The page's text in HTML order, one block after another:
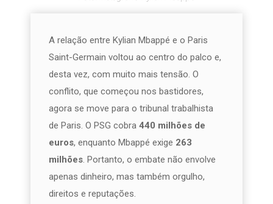
A relação entre Kylian Mbappé e o Paris
Saint-Germain voltou ao centro do palco e,
desta vez, com muito mais tensão. O
conflito, que começou nos bastidores,
agora se move para o tribunal trabalhista
de Paris. O PSG cobra 440 milhões de
euros, enquanto Mbappé exige 263
milhões. Portanto, o embate não envolve
apenas dinheiro, mas também orgulho,
direitos e reputações.